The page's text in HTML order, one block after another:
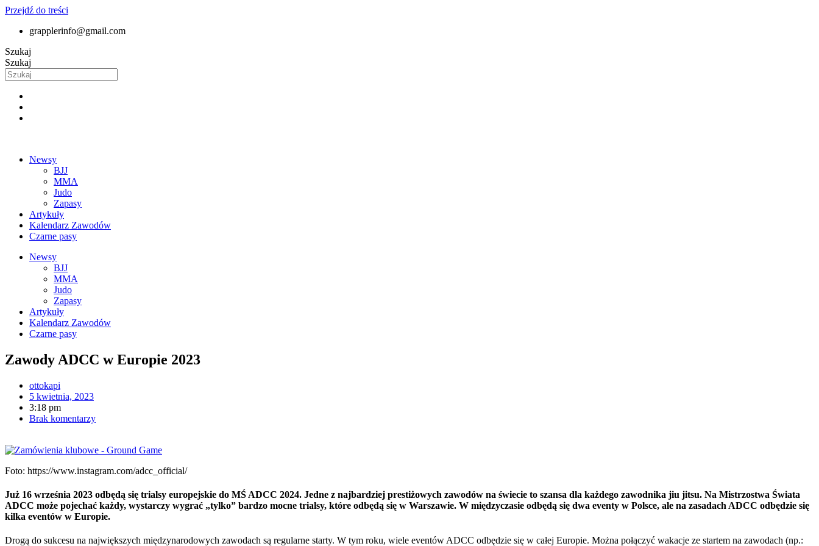
Przejdź do treści
grapplerinfo@gmail.com
Szukaj
Szukaj
Newsy
BJJ
MMA
Judo
Zapasy
Artykuły
Kalendarz Zawodów
Czarne pasy
Newsy
BJJ
MMA
Judo
Zapasy
Artykuły
Kalendarz Zawodów
Czarne pasy
Zawody ADCC w Europie 2023
ottokapi
5 kwietnia, 2023
3:18 pm
Brak komentarzy
Foto: https://www.instagram.com/adcc_official/
Już 16 września 2023 odbędą się trialsy europejskie do MŚ ADCC 2024. Jedne z najbardziej prestiżowych zawodów na świecie to szansa dla każdego zawodnika jiu jitsu. Na Mistrzostwa Świata
ADCC może pojechać każdy, wystarczy wygrać „tylko” bardzo mocne trialsy, które odbędą się w Warszawie. W międzyczasie odbędą się dwa eventy w Polsce, ale na zasadach ADCC odbędzie się
kilka eventów w Europie.
Drogą do sukcesu na największych międzynarodowych zawodach są regularne starty. W tym roku, wiele eventów ADCC odbędzie się w całej Europie. Można połączyć wakacje ze startem na zawodach (np.: